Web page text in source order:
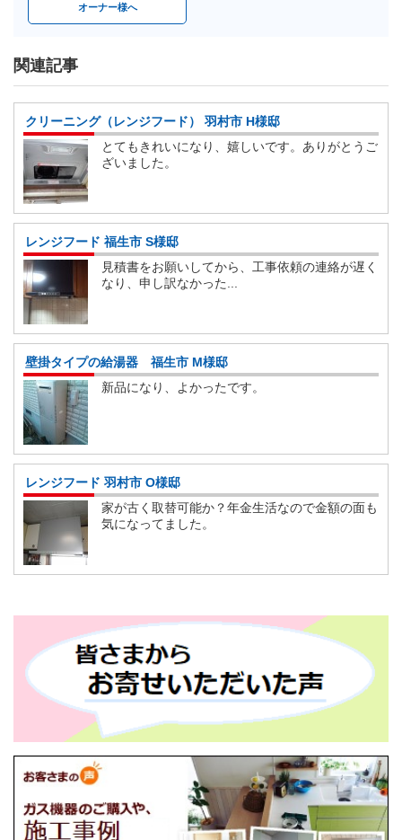
オーナー様へ
関連記事
クリーニング（レンジフード） 羽村市 H様邸
とてもきれいになり、嬉しいです。ありがとうご
ざいました。
レンジフード 福生市 S様邸
見積書をお願いしてから、工事依頼の連絡が遅く
なり、申し訳なかった...
壁掛タイプの給湯器 福生市 M様邸
新品になり、よかったです。
レンジフード 羽村市 O様邸
家が古く取替可能か？年金生活なので金額の面も
気になってました。